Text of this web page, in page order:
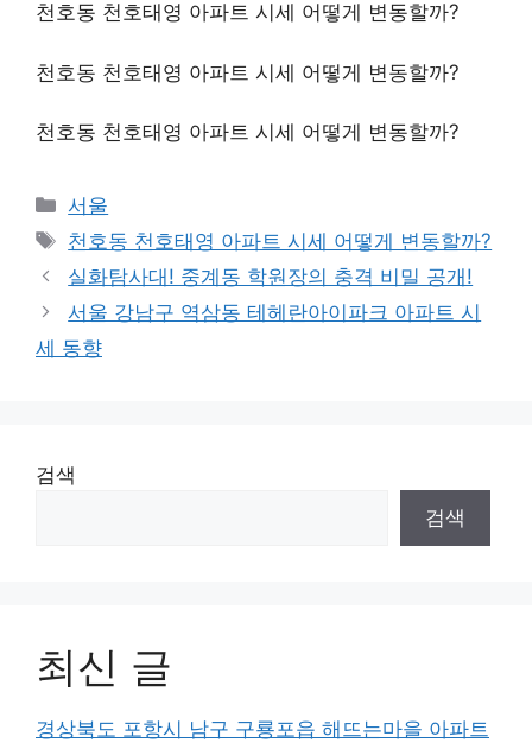
천호동 천호태영 아파트 시세 어떻게 변동할까?
천호동 천호태영 아파트 시세 어떻게 변동할까?
천호동 천호태영 아파트 시세 어떻게 변동할까?
Categories
서울
Tags
천호동 천호태영 아파트 시세 어떻게 변동할까?
실화탐사대! 중계동 학원장의 충격 비밀 공개!
서울 강남구 역삼동 테헤란아이파크 아파트 시
세 동향
검색
검색
최신 글
경상북도 포항시 남구 구룡포읍 해뜨는마을 아파트